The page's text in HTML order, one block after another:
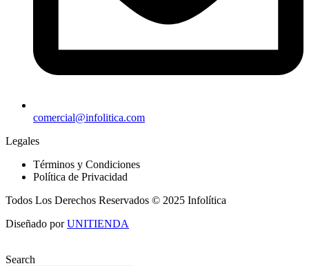
comercial@infolitica.com
Legales
Términos y Condiciones
Política de Privacidad
Todos Los Derechos Reservados © 2025 Infolítica
Diseñado porUNITIENDA
Search